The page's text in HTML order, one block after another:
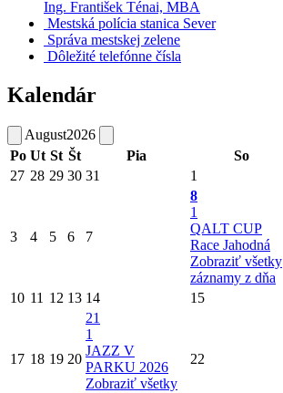
Ing. František Ténai, MBA
Mestská polícia stanica Sever
Správa mestskej zelene
Dôležité telefónne čísla
Kalendár
August2026
Po Ut St Št Pia So
27 28 29 30 31 1
3 4 5 6 7
8
1
QALT CUP
Race Jahodná
Zobraziť všetky
záznamy z dňa
10 11 12 13 14 15
17 18 19 20
21
1
JAZZ V
PARKU 2026
Zobraziť všetky
22